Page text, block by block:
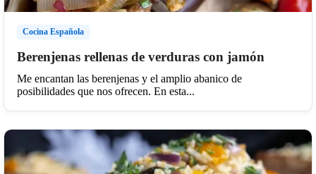
Cocina Española
Berenjenas rellenas de verduras con jamón
Me encantan las berenjenas y el amplio abanico de
posibilidades que nos ofrecen. En esta...